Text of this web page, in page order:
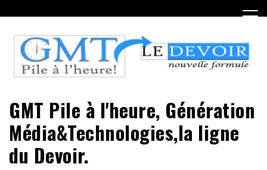
to
content
GMT Pile à l'heure, Génération
Média&Technologies,la ligne
du Devoir.